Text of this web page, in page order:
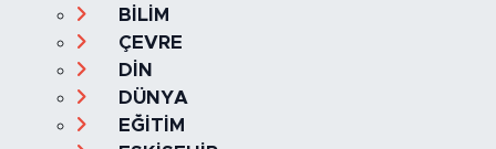
BİLİM
ÇEVRE
DİN
DÜNYA
EĞİTİM